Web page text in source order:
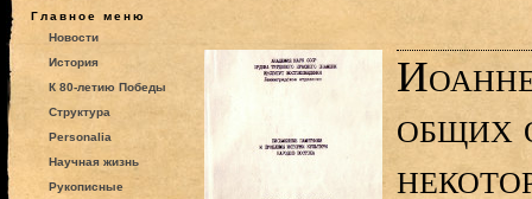
Главное меню
Новости
История
К 80-летию Победы
Структура
Personalia
Научная жизнь
Рукописные
общих